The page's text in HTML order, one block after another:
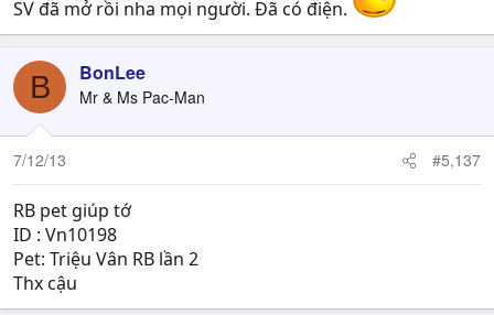
SV đã mở rồi nha mọi người. Đã có điện.
B BonLee
Mr & Ms Pac-Man
7/12/13 #5,137
RB pet giúp tớ
ID : Vn10198
Pet: Triệu Vân RB lần 2
Thx cậu